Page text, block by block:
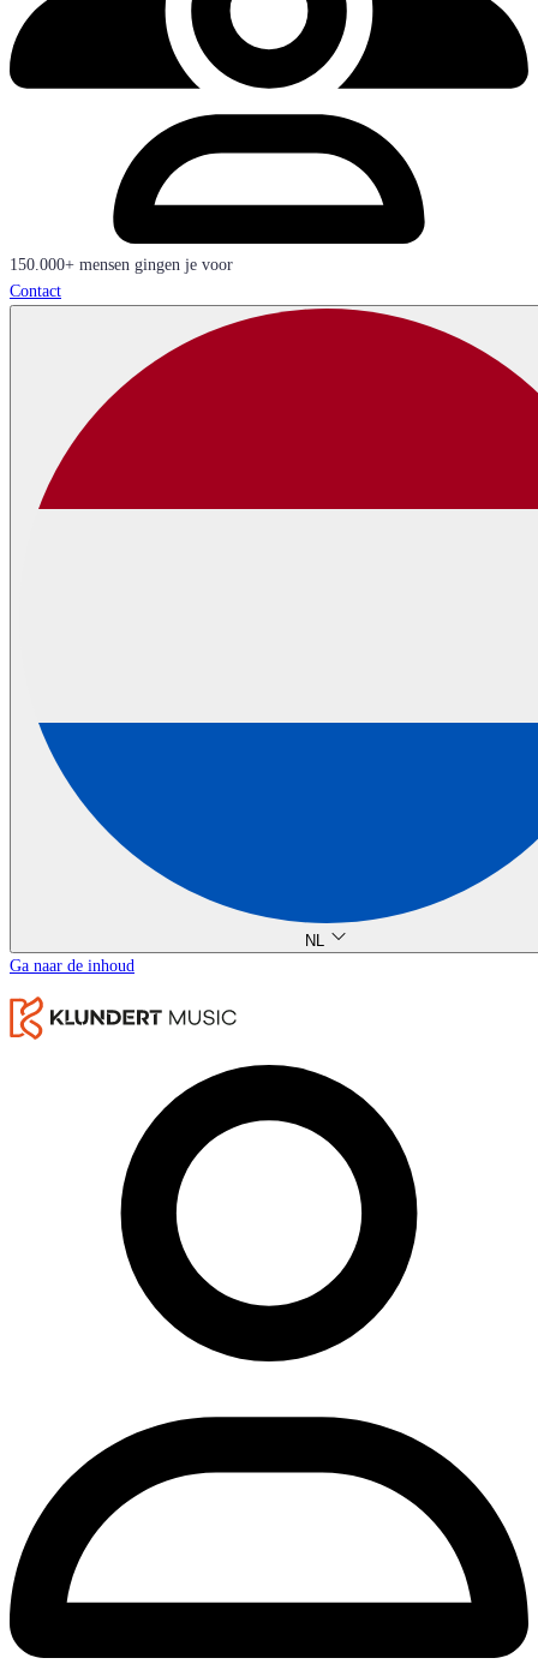
150.000+ mensen gingen je voor
Contact
NL
Ga naar de inhoud